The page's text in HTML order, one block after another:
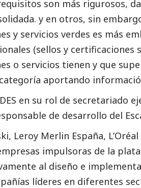
son más rigurosos,
y en otros, sin
y servicios verdes es más
(sellos y certificaciones
o servicios tienen y que
aportando
en su rol de secretariado
de desarrollo del
Leroy Merlin España,
impulsoras de la
al diseño e
líderes en diferentes